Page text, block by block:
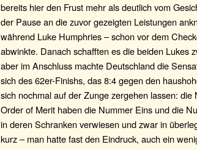
bereits hier den Frust mehr als deutlich vom
der Pause an die zuvor gezeigten Leistungen
während Luke Humphries – schon vor dem
abwinkte. Danach schafften es die beiden Lukes
aber im Anschluss machte Deutschland die
sich des 62er-Finishs, das 8:4 gegen den
sich nochmal auf der Zunge zergehen lassen:
Order of Merit haben die Nummer Eins und die
in deren Schranken verwiesen und zwar in
kurz – man hatte fast den Eindruck, auch ein